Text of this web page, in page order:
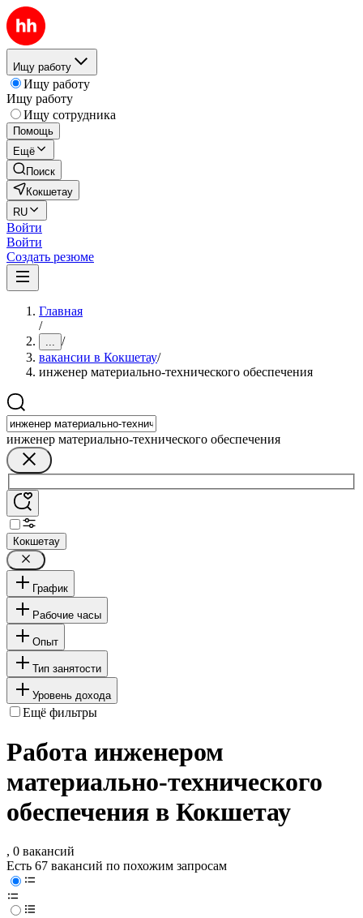
Ищу работу
Ищу работу
Ищу работу
Ищу сотрудника
Помощь
Ещё
Поиск
Кокшетау
RU
Войти
Войти
Создать резюме
Главная
/
... /
вакансии в Кокшетау/
инженер материально-технического обеспечения
инженер материально-технического обеспечения
Кокшетау
График
Рабочие часы
Опыт
Тип занятости
Уровень дохода
Ещё фильтры
Работа инженером
материально-технического
обеспечения в Кокшетау
, 0 вакансий
Есть 67 вакансий по похожим запросам